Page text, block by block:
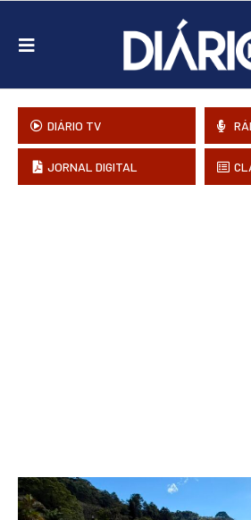
DIÁRIO TV
JORNAL DIGITAL